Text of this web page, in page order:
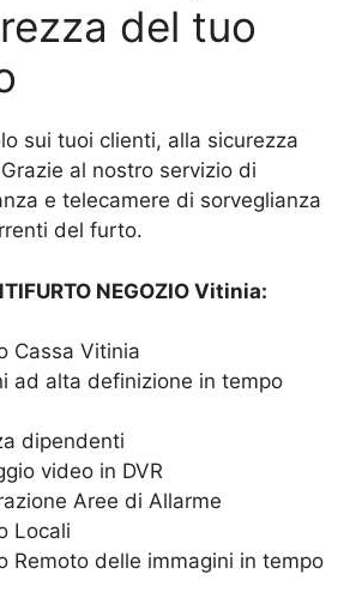
del tuo
sui tuoi clienti, alla sicurezza
al nostro servizio di
e telecamere di sorveglianza
del furto.
NEGOZIO Vitinia:
Cassa Vitinia
ad alta definizione in tempo
dipendenti
video in DVR
Aree di Allarme
Locali
Remoto delle immagini in tempo